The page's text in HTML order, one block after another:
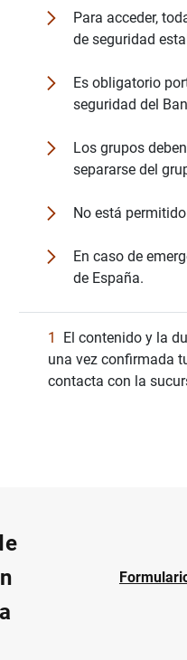
Para acceder,
de seguridad
Es obligatorio
seguridad del
Los grupos
separarse del
No está
En caso de
de España.
1
El contenido y la
una vez confirmada
contacta con la